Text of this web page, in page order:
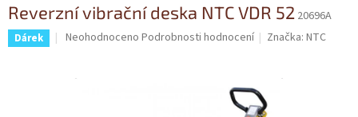
Reverzní vibrační deska NTC VDR 52 20696A
Dárek
Průměrné
Neohodnoceno Podrobnosti hodnocení Značka:NTC